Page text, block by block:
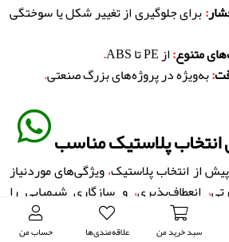
سبد خرید من علاقه‌مندی‌ها حساب من
:برای جلوگیری از تغییر شکل یا سوختگی
متنوع:از PE تا ABS
.
:به‌ویژه در پروژه‌های بزرگ صنعتی.
انتخاب پلاستیک مناسب
پیش از انتخاب پلاستیک،ویژگی‌های موردنیاز
، انعطاف‌پذیری، و سازگاری شیمیایی را
اجرای پروژه،نمونه‌ای از پلاستیک و فرآیند